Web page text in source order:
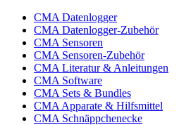
CMA Datenlogger
CMA Datenlogger-Zubehör
CMA Sensoren
CMA Sensoren-Zubehör
CMA Literatur & Anleitungen
CMA Software
CMA Sets & Bundles
CMA Apparate & Hilfsmittel
CMA Schnäppchenecke